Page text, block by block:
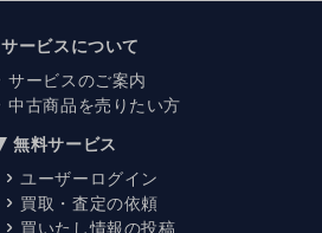
サービスについて
サービスのご案内
中古商品を売りたい方
無料サービス
ユーザーログイン
買取・査定の依頼
買いたし情報の投稿